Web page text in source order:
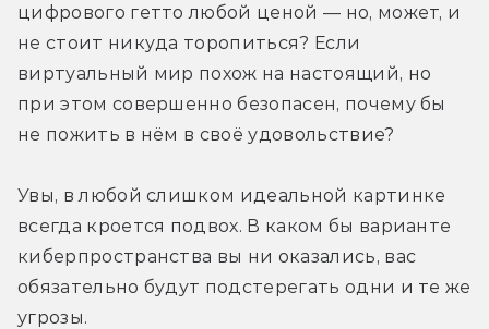
цифрового гетто любой ценой — но, может, и
не стоит никуда торопиться? Если
виртуальный мир похож на настоящий, но
при этом совершенно безопасен, почему бы
не пожить в нём в своё удовольствие?
Увы, в любой слишком идеальной картинке
всегда кроется подвох. В каком бы варианте
киберпространства вы ни оказались, вас
обязательно будут подстерегать одни и те же
угрозы.